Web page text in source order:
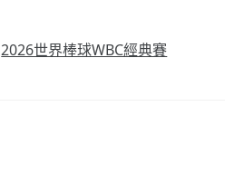
2026世界棒球WBC經典賽